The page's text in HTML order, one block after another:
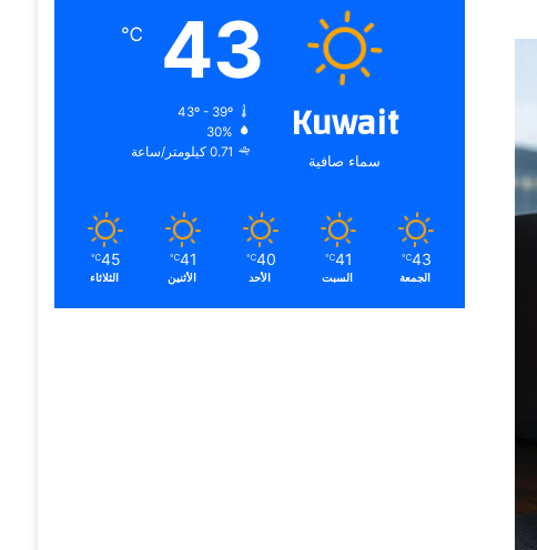
Kuwait
سماء صافية
43
℃
43º - 39º
30%
0.71 كيلومتر/ساعة
43
℃
الجمعة
41
℃
السبت
40
℃
الأحد
41
℃
الأثنين
45
℃
الثلاثاء